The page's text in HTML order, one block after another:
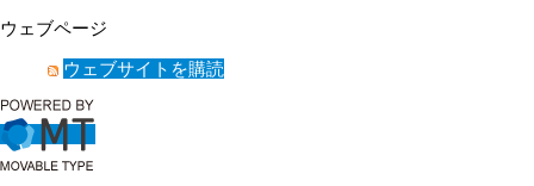
ウェブページ
ウェブサイトを購読